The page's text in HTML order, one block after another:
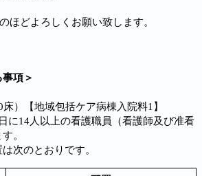
ほどよろしくお願い致します。
項＞
）【地域包括ケア病棟入院料1】
に14人以上の看護職員（看護師及び准看
。
次のとおりです。